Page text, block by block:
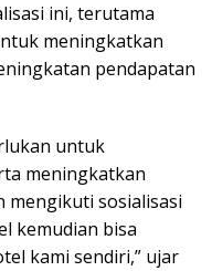
ini, terutama
meningkatkan
pendapatan
untuk
meningkatkan
mengikuti sosialisasi
kemudian bisa
kami sendiri,” ujar